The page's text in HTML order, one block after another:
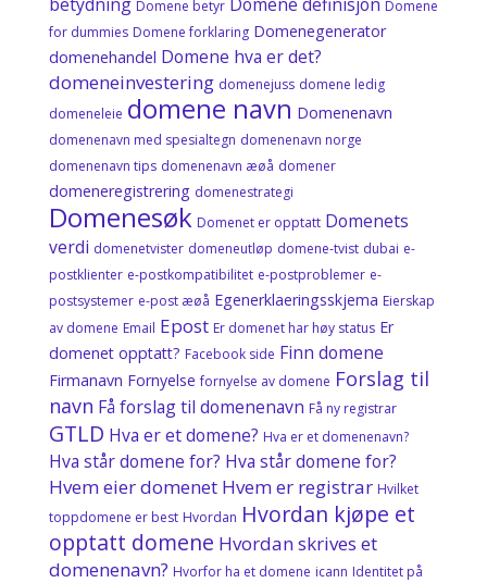
Domene betyr
Domene
for dummies Domene forklaring Domenegenerator
domenehandel Domene hva er det?
domeneinvestering domenejuss domene ledig
domeneleie domene navn Domenenavn
domenenavn med spesialtegn domenenavn norge
domenenavn tips domenenavn æøå domener
domeneregistrering domenestrategi
Domenesøk Domenet er opptatt Domenets
verdi domenetvister domeneutløp domene‑tvist dubai e-
postklienter e-postkompatibilitet e-postproblemer e-
postsystemer e-post æøå Egenerklaeringsskjema Eierskap
av domene Email Epost Er domenet har høy status Er
domenet opptatt? Facebook side Finn domene
Firmanavn Fornyelse fornyelse av domene Forslag til
navn Få forslag til domenenavn Få ny registrar
GTLD Hva er et domene? Hva er et domenenavn?
Hva står domene for? Hva står domene for?
Hvem eier domenet Hvem er registrar Hvilket
toppdomene er best Hvordan Hvordan kjøpe et
opptatt domene Hvordan skrives et
domenenavn? Hvorfor ha et domene icann Identitet på